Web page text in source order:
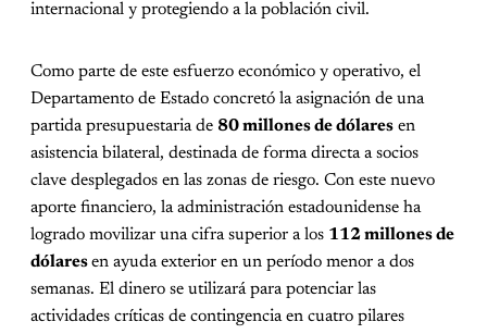
internacional y protegiendo a la población civil.
Como parte de este esfuerzo económico y operativo, el
Departamento de Estado concretó la asignación de una
partida presupuestaria de 80 millones de dólares en
asistencia bilateral, destinada de forma directa a socios
clave desplegados en las zonas de riesgo. Con este nuevo
aporte financiero, la administración estadounidense ha
logrado movilizar una cifra superior a los 112 millones de
dólaresen ayuda exterior en un período menor a dos
semanas. El dinero se utilizará para potenciar las
actividades críticas de contingencia en cuatro pilares